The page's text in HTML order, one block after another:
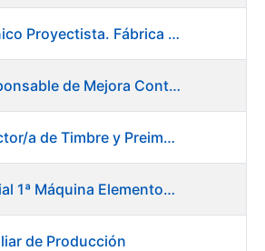
OE 21/25 - Técnico Proyectista. Fábrica de Papel
FC 02/26 - Responsable de Mejora Continua - Burgos
FC 01/26 - Director/a de Timbre y Preimpresión
OE 24/25 - Oficial 1ª Máquina Elementos de Seguridad
de Producción